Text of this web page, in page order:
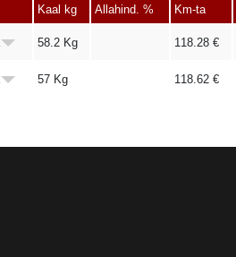
Kaal kg Allahind. % Km-ta
58.2 Kg 118.28 €
57 Kg 118.62 €